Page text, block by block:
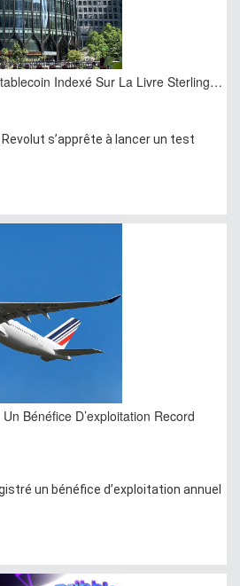
Indexé Sur La Livre Sterling…
s’apprête à lancer un test
Bénéfice D’exploitation Record
un bénéfice d’exploitation annuel